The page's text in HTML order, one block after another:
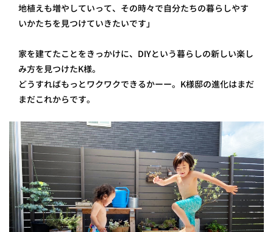
地植えも増やしていって、その時々で自分たちの暮らしやす
いかたちを見つけていきたいです」
家を建てたことをきっかけに、DIYという暮らしの新しい楽し
み方を見つけたK様。
どうすればもっとワクワクできるかーー。K様邸の進化はまだ
まだこれからです。